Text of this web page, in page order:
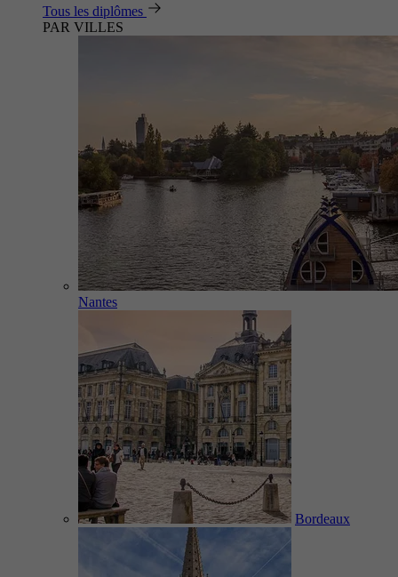
Tous les diplômes
PAR VILLES
Nantes
Bordeaux